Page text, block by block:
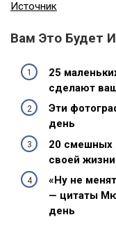
Источник
Вам Это Будет
25
сделают
Эти
день
20 смешных
своей жизни
«Ну не
— цитаты
день